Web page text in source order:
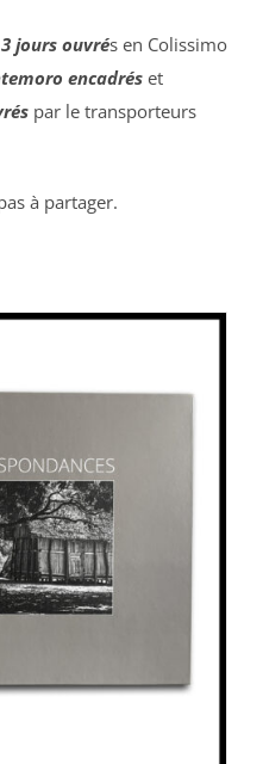
jours ouvrés en Colissimo
encadrés et
par le transporteurs
à partager.